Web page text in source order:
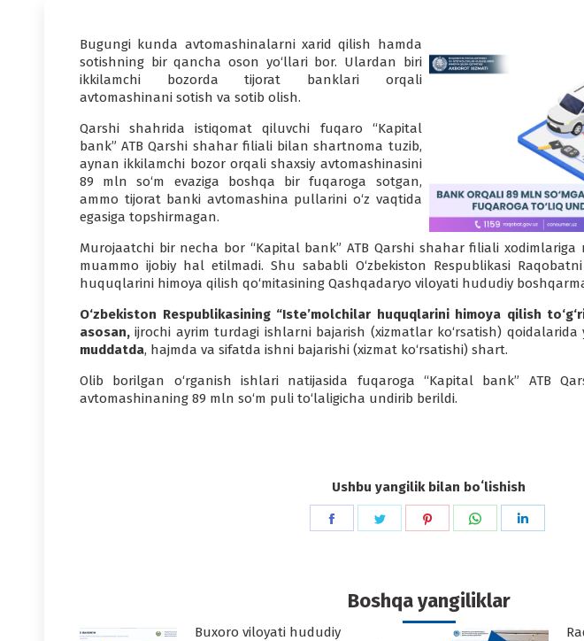
Bugungi kunda avtomashinalarni xarid qilish hamda
sotishning bir qancha oson yo‘llari bor. Ulardan biri
ikkilamchi bozorda tijorat banklari orqali
avtomashinani sotish va sotib olish.
Qarshi shahrida istiqomat qiluvchi fuqaro “Kapital
bank” ATB Qarshi shahar filiali bilan shartnoma tuzib,
aynan ikkilamchi bozor orqali shaxsiy avtomashinasini
89 mln so‘m evaziga boshqa bir fuqaroga sotgan,
ammo tijorat banki avtomashina pullarini o‘z vaqtida
egasiga topshirmagan.
Murojaatchi bir necha bor “Kapital bank” ATB Qarshi shahar filiali
muammo ijobiy hal etilmadi. Shu sababli O‘zbekiston Respublikasi
huquqlarini himoya qilish qo‘mitasining Qashqadaryo viloyati hududiy
O‘zbekiston Respublikasining “Iste’molchilar huquqlarini himoya qilish
asosan, ijrochi ayrim turdagi ishlarni bajarish (xizmatlar ko‘rsatish) qoidalarida
muddatda, hajmda va sifatda ishni bajarishi (xizmat ko‘rsatishi) shart.
Olib borilgan o‘rganish ishlari natijasida fuqaroga “Kapital bank” ATB
avtomashinaning 89 mln so‘m puli to‘laligicha undirib berildi.
Ushbu yangilik bilan boʻlishish
Share
Share
Share
Share
Boshqa yangiliklar
Buxoro viloyati hududiy